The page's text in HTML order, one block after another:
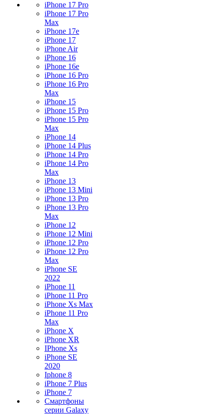
iPhone 17 Pro
iPhone 17 Pro
Max
iPhone 17e
iPhone 17
iPhone Air
iPhone 16
iPhone 16e
iPhone 16 Pro
iPhone 16 Pro
Max
iPhone 15
iPhone 15 Pro
iPhone 15 Pro
Max
iPhone 14
iPhone 14 Plus
iPhone 14 Pro
iPhone 14 Pro
Max
iPhone 13
iPhone 13 Mini
iPhone 13 Pro
iPhone 13 Pro
Max
iPhone 12
iPhone 12 Mini
iPhone 12 Pro
iPhone 12 Pro
Max
iPhone SE
2022
iPhone 11
iPhone 11 Pro
iPhone Xs Max
iPhone 11 Pro
Max
iPhone X
iPhone XR
IPhone Xs
iPhone SE
2020
Iphone 8
iPhone 7 Plus
iPhone 7
Смартфоны
серии Galaxy